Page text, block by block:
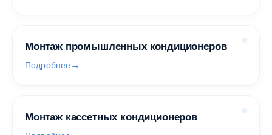
Монтаж промышленных кондиционеров
Подробнее
Монтаж кассетных кондиционеров